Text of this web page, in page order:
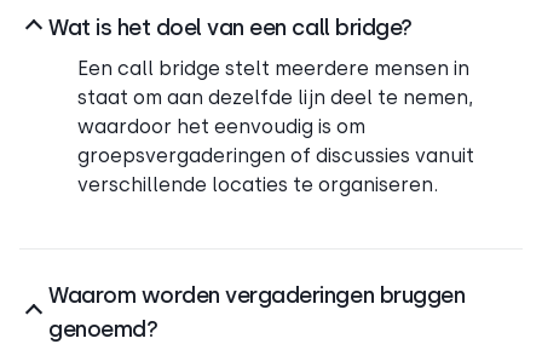
Wat is het doel van een call bridge?
Een call bridge stelt meerdere mensen in
staat om aan dezelfde lijn deel te nemen,
waardoor het eenvoudig is om
groepsvergaderingen of discussies vanuit
verschillende locaties te organiseren.
Waarom worden vergaderingen bruggen
genoemd?